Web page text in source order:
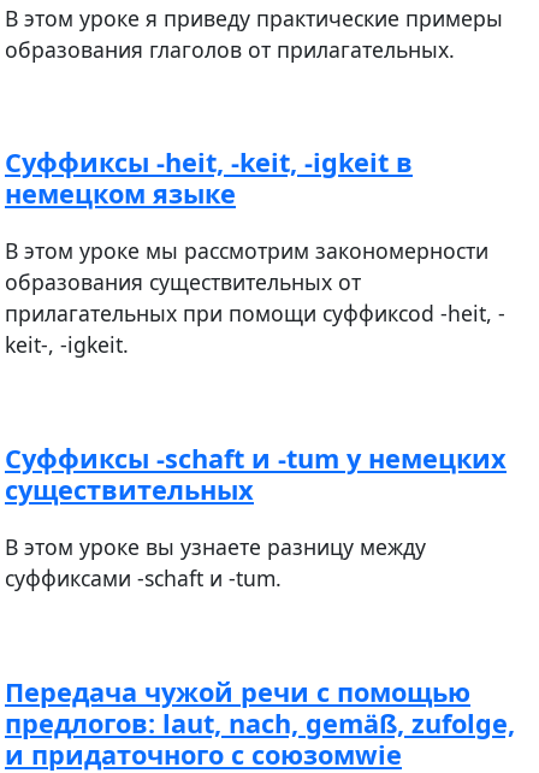
В этом уроке я приведу практические примеры
образования глаголов от прилагательных.
Суффиксы -heit, -keit, -igkeit в
немецком языке
В этом уроке мы рассмотрим закономерности
образования существительных от
прилагательных при помощи суффиксоd -heit, -
keit-, -igkeit.
Суффиксы -schaft и -tum у немецких
существительных
В этом уроке вы узнаете разницу между
суффиксами -schaft и -tum.
Передача чужой речи с помощью
предлогов: laut, nach, gemäß, zufolge,
и придаточного с союзомwie